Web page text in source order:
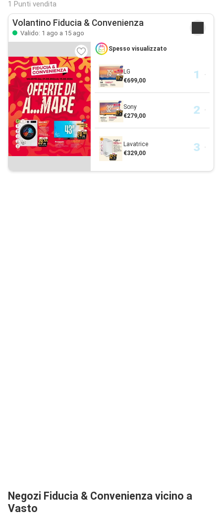
1 Punti vendita
Volantino Fiducia & Convenienza
Valido: 1 ago a 15 ago
Spesso visualizzato
LG
€699,00
Sony
€279,00
Lavatrice
€329,00
Negozi Fiducia & Convenienza vicino a
Vasto